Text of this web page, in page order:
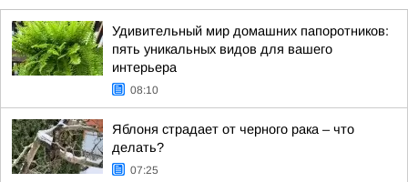
Удивительный мир домашних папоротников:
пять уникальных видов для вашего
интерьера
08:10
Яблоня страдает от черного рака – что
делать?
07:25